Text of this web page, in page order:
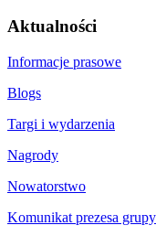
Aktualności
Informacje prasowe
Blogs
Targi i wydarzenia
Nagrody
Nowatorstwo
Komunikat prezesa grupy